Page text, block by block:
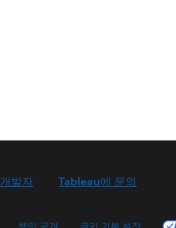
개발자 Tableau에 문의